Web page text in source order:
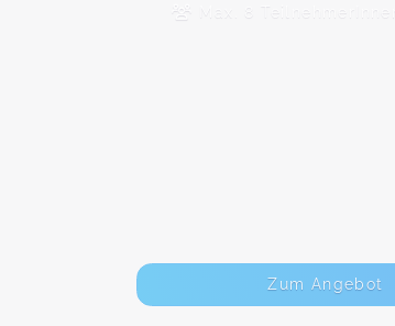
Max. 8 TeilnehmerInnen
Zum Angebot